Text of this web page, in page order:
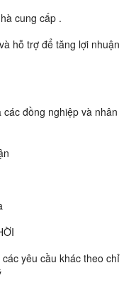
cung cấp .
hỗ trợ để tăng lợi nhuận
đồng nghiệp và nhân
yêu cầu khác theo chỉ